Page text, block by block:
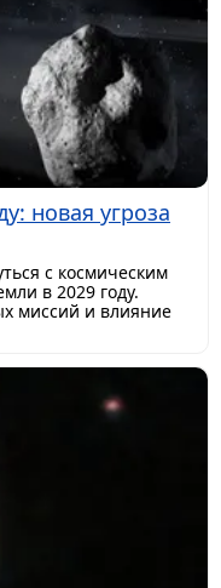
новая угроза
с космическим
в 2029 году.
миссий и влияние